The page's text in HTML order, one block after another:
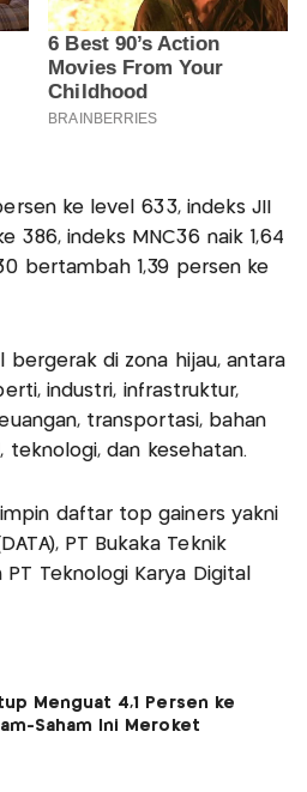
ke level 633, indeks JII
386, indeks MNC36 naik 1,64
bertambah 1,39 persen ke
bergerak di zona hijau, antara
industri, infrastruktur,
transportasi, bahan
teknologi, dan kesehatan.
daftar top gainers yakni
PT Bukaka Teknik
PT Teknologi Karya Digital
Menguat 4,1 Persen ke
Saham Ini Meroket